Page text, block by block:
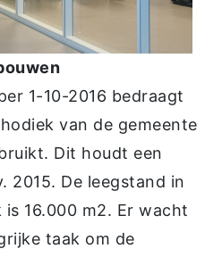
1-10-2016 bedraagt
van de gemeente
Dit houdt een
2015. De leegstand in
16.000 m2. Er wacht
taak om de